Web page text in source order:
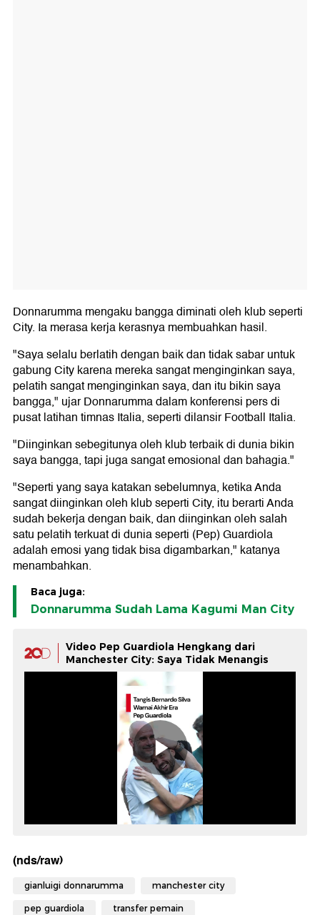
Donnarumma mengaku bangga diminati oleh klub seperti
City. Ia merasa kerja kerasnya membuahkan hasil.
"Saya selalu berlatih dengan baik dan tidak sabar untuk
gabung City karena mereka sangat menginginkan saya,
pelatih sangat menginginkan saya, dan itu bikin saya
bangga," ujar Donnarumma dalam konferensi pers di
pusat latihan timnas Italia, seperti dilansir Football Italia.
"Diinginkan sebegitunya oleh klub terbaik di dunia bikin
saya bangga, tapi juga sangat emosional dan bahagia."
"Seperti yang saya katakan sebelumnya, ketika Anda
sangat diinginkan oleh klub seperti City, itu berarti Anda
sudah bekerja dengan baik, dan diinginkan oleh salah
satu pelatih terkuat di dunia seperti (Pep) Guardiola
adalah emosi yang tidak bisa digambarkan," katanya
menambahkan.
Baca juga:
Donnarumma Sudah Lama Kagumi Man City
Video Pep Guardiola Hengkang dari
Manchester City: Saya Tidak Menangis
(nds/raw)
gianluigi donnarumma manchester city
pep guardiola transfer pemain